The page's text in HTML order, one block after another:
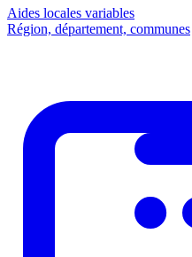
Aides locales variables
Région, département, communes